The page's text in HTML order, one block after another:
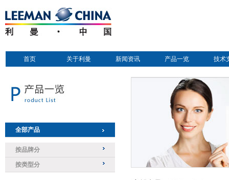
首页 关于利曼 新闻资讯 产品一览 技术
全部产品
按品牌分
按类型分